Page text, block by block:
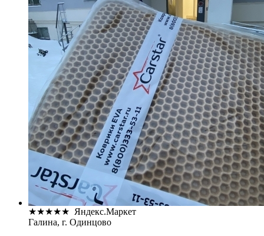
★★★★★ Яндекс.Маркет
Галина, г. Одинцово